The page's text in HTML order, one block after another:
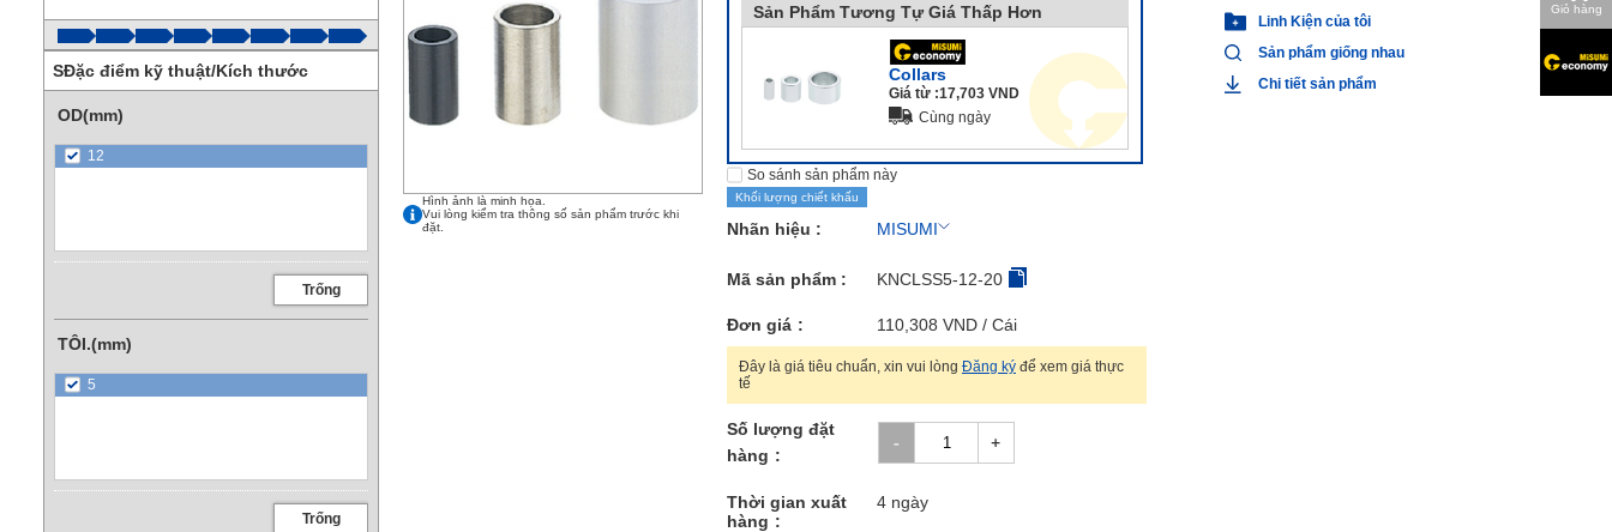
SĐặc điểm kỹ thuật/Kích thước
OD(mm)
12
Trống
TÔI.(mm)
5
Trống
Hình ảnh là minh họa.
Vui lòng kiểm tra thông số sản phẩm trước khi
đặt.
Sản Phẩm Tương Tự Giá Thấp Hơn
Collars
Giá từ :17,703 VND
Cùng ngày
So sánh sản phẩm này
Khối lượng chiết khấu
Nhãn hiệu : MISUMI
Mã sản phẩm : KNCLSS5-12-20
Đơn giá 110,308 VND / Cái
Đây là giá tiêu chuẩn, xin vui lòng Đăng ký để xem giá thực
tế
Số lượng đặt
hàng
Thời gian xuất
hàng
4 ngày
Linh Kiện của tôi
Sản phẩm giống nhau
Chi tiết sản phẩm
Giỏ hàng